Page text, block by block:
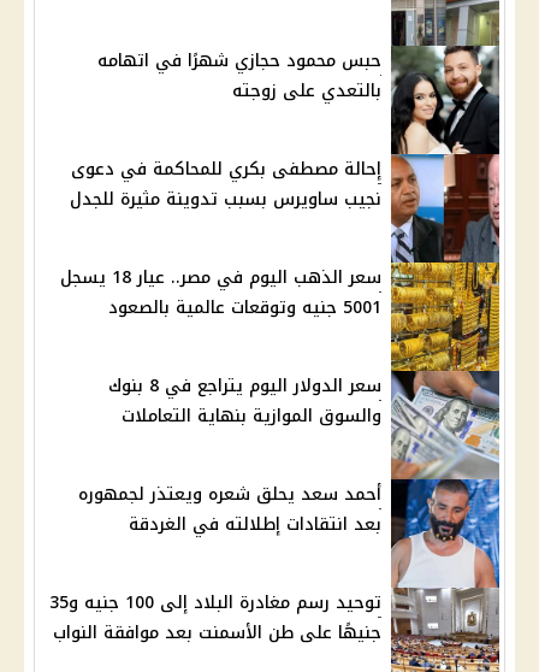
حبس محمود حجازي شهرًا في اتهامه
بالتعدي على زوجته
إحالة مصطفى بكري للمحاكمة في دعوى
نجيب ساويرس بسبب تدوينة مثيرة للجدل
سعر الذهب اليوم في مصر.. عيار 18 يسجل
5001 جنيه وتوقعات عالمية بالصعود
سعر الدولار اليوم يتراجع في 8 بنوك
والسوق الموازية بنهاية التعاملات
أحمد سعد يحلق شعره ويعتذر لجمهوره
بعد انتقادات إطلالته في الغردقة
توحيد رسم مغادرة البلاد إلى 100 جنيه و35
جنيهًا على طن الأسمنت بعد موافقة النواب